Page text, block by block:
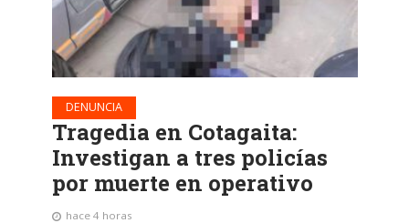
DENUNCIA
Tragedia en Cotagaita:
Investigan a tres policías
por muerte en operativo
hace 4 horas